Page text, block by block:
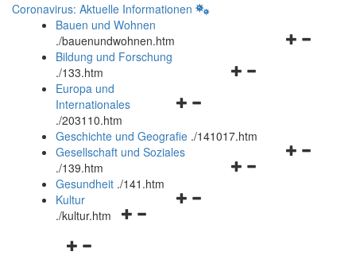
Coronavirus: Aktuelle Informationen
Bauen und Wohnen
./bauenundwohnen.htm
Navigationsmenü
Bildung und Forschung
./133.htm
Navigationsmenü
und
schließen
Europa und
Internationales
./203110.htm
Geschichte und Geografie ./141017.htm
Navigationsmenü
Gesellschaft und Soziales
./139.htm
Navigationsmenü
Gesundheit ./141.htm
Navigationsmenü
Kultur
./kultur.htm
Navigationsmenü